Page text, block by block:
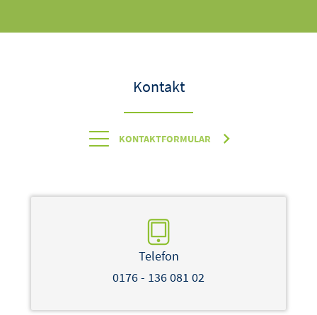
Kontakt
KONTAKTFORMULAR
Telefon
0176 - 136 081 02